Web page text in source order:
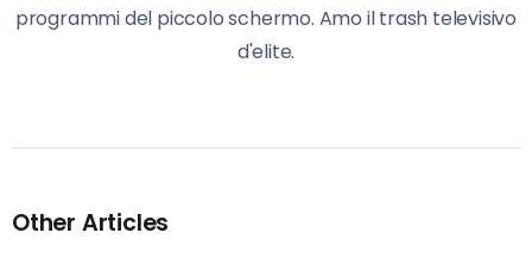
programmi del piccolo schermo. Amo il trash televisivo
d'elite.
Other Articles